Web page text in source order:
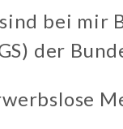
sind bei mir
der